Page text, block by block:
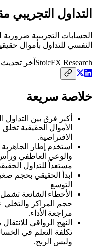
التداول التجريبي
الحسابات التجريبية ضرورية
النفسي للتداول بأموال
StoicFX Research آخر تحديث
خلاصة سريعة
أكبر فرق بين
الأموال الحقيقية
الافتراضية.
استخدم إطار
والوعي العاطفي ورأس
مستعداً للتداول
التوسع
الأخطاء الشائعة
حجم المراكز
مراجعة الأداء.
النهج الرواقي
تكلفة التعلم في
وليس الربح.